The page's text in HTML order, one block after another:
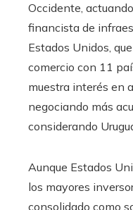
Occidente,
financista de
Estados Unidos,
comercio con 11
muestra interés en
negociando más
considerando
Aunque Estados
los mayores
consolidado como